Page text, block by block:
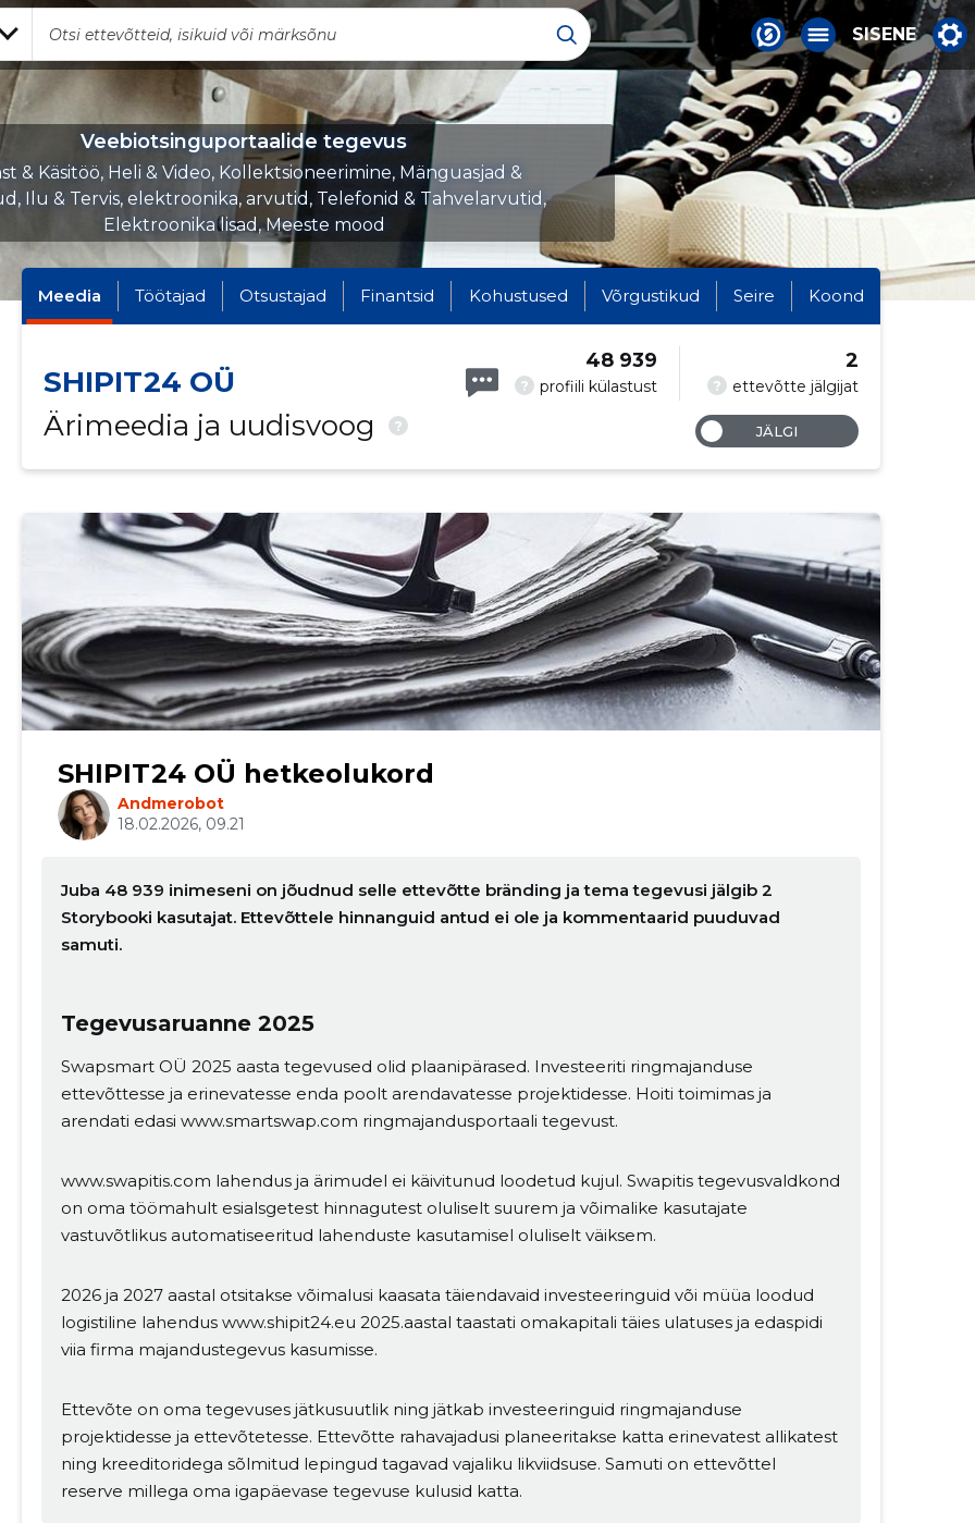
SISENE
Veebiotsinguportaalide tegevus
& Käsitöö, Heli & Video, Kollektsioneerimine, Mänguasjad &
Ilu & Tervis, elektroonika, arvutid, Telefonid & Tahvelarvutid,
Elektroonika lisad, Meeste mood
Meedia Töötajad Otsustajad Finantsid Kohustused Võrgustikud Seire Koond
SHIPIT24 OÜ
Ärimeedia ja uudisvoog
?
? profiili külastust
48 939
? ettevõtte jälgijat
2
JÄLGI
SHIPIT24 OÜ hetkeolukord
Andmerobot
18.02.2026, 09.21
Juba 48 939 inimeseni on jõudnud selle ettevõtte bränding ja tema tegevusi jälgib 2
Storybooki kasutajat. Ettevõttele hinnanguid antud ei ole ja kommentaarid puuduvad
samuti.
Tegevusaruanne 2025
Swapsmart OÜ 2025 aasta tegevused olid plaanipärased. Investeeriti ringmajanduse
ettevõttesse ja erinevatesse enda poolt arendavatesse projektidesse. Hoiti toimimas ja
arendati edasi www.smartswap.com ringmajandusportaali tegevust.
www.swapitis.com lahendus ja ärimudel ei käivitunud loodetud kujul. Swapitis tegevusvaldkond
on oma töömahult esialsgetest hinnagutest oluliselt suurem ja võimalike kasutajate
vastuvõtlikus automatiseeritud lahenduste kasutamisel oluliselt väiksem.
2026 ja 2027 aastal otsitakse võimalusi kaasata täiendavaid investeeringuid või müüa loodud
logistiline lahendus www.shipit24.eu 2025.aastal taastati omakapitali täies ulatuses ja edaspidi
viia firma majandustegevus kasumisse.
Ettevõte on oma tegevuses jätkusuutlik ning jätkab investeeringuid ringmajanduse
projektidesse ja ettevõtetesse. Ettevõtte rahavajadusi planeeritakse katta erinevatest allikatest
ning kreeditoridega sõlmitud lepingud tagavad vajaliku likviidsuse. Samuti on ettevõttel
reserve millega oma igapäevase tegevuse kulusid katta.